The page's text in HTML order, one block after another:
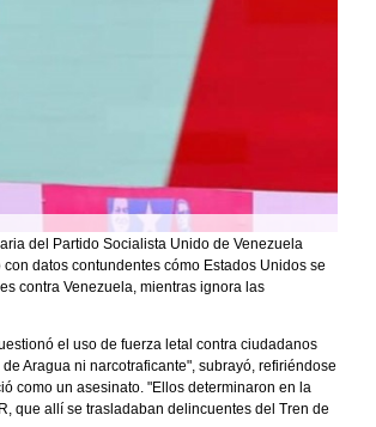
del Partido Socialista Unido de Venezuela
datos contundentes cómo Estados Unidos se
contra Venezuela, mientras ignora las
el uso de fuerza letal contra ciudadanos
Aragua ni narcotraficante", subrayó, refiriéndose
como un asesinato. "Ellos determinaron en la
que allí se trasladaban delincuentes del Tren de